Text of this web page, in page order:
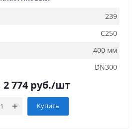
239
C250
400 мм
DN300
2 774руб./шт
Купить